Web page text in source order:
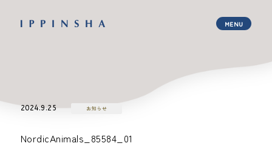
2024.9.25 お知らせ
NordicAnimals_85584_01